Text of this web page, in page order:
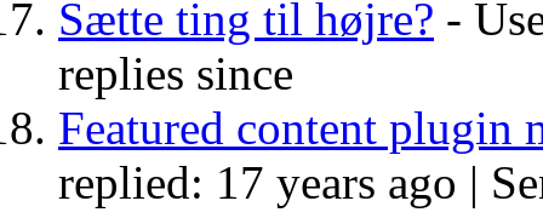
Sætte ting til højre? -
replies since
Featured content plugin
replied: 17 years ago |